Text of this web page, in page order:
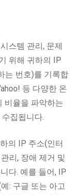
스템 관리, 문제
위해 귀하의 IP
는 번호)를 기록합
등 다양한 온
비율을 파악하는
집됩니다.
의 IP 주소(인터
리, 장애 제거 및
다. 예를 들어, IP
: 구글 또는 아고